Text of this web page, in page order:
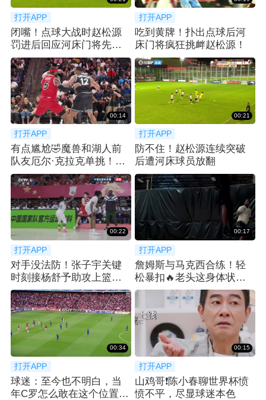
打开APP
闭嘴！点球大战时赵松源
罚进后回应河床门将先前
的挑衅
打开APP
吃到黄牌！扑出点球后河
床门将疯狂挑衅赵松源！
00:14
打开APP
有点尴尬🤣魔兽和湖人前
队友厄尔·克拉克单挑！吃
了个大帽！
00:21
打开APP
防不住！赵松源连续突破
后遭河床球员放翻
00:22
打开APP
对手没法防！张子宇关键
时刻接杨舒予助攻上篮打
进，基本杀死比赛
00:17
打开APP
詹姆斯与马克西合练！轻
松暴扣🔥老头这身体状态
还能打好久吧！
00:34
打开APP
球迷：至今也不明白，当
年C罗怎么敢在这个位置直
00:15
打开APP
山鸡哥❗️陈小春聊世界杯愤
愤不平，尽显球迷本色